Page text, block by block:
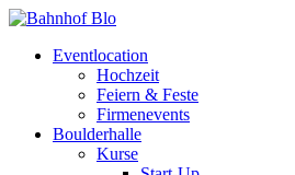
Eventlocation
Hochzeit
Feiern & Feste
Firmenevents
Boulderhalle
Kurse